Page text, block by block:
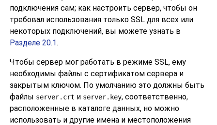
подключения сам; как настроить сервер, чтобы он
требовал использования только SSL для всех или
некоторых подключений, вы можете узнать в
Разделе 20.1.
Чтобы сервер мог работать в режиме SSL, ему
необходимы файлы с сертификатом сервера и
закрытым ключом. По умолчанию это должны быть
файлы server.crt и server.key, соответственно,
расположенные в каталоге данных, но можно
использовать и другие имена и местоположения